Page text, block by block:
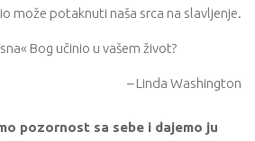
može potaknuti naša srca na slavljenje.
Bog učinio u vašem život?
– Linda Washington
pozornost sa sebe i dajemo ju